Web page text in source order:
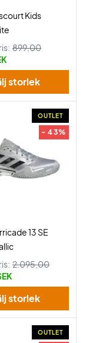
Kids
899,00
storlek
OUTLET
- 43%
13 SE
2.095,00
storlek
OUTLET